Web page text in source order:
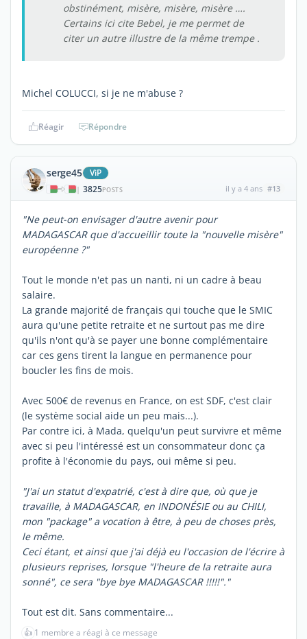
obstinément, misère, misère, misère ….
Certains ici cite Bebel, je me permet de
citer un autre illustre de la même trempe .
Michel COLUCCI, si je ne m'abuse ?
Réagir Répondre
serge45 ViP
| 3825POSTS il y a 4 ans #13
"Ne peut-on envisager d'autre avenir pour
MADAGASCAR que d'accueillir toute la "nouvelle misère"
européenne ?"
Tout le monde n'et pas un nanti, ni un cadre à beau
salaire.
La grande majorité de français qui touche que le SMIC
aura qu'une petite retraite et ne surtout pas me dire
qu'ils n'ont qu'à se payer une bonne complémentaire
car ces gens tirent la langue en permanence pour
boucler les fins de mois.
Avec 500€ de revenus en France, on est SDF, c'est clair
(le système social aide un peu mais...).
Par contre ici, à Mada, quelqu'un peut survivre et même
avec si peu l'intéressé est un consommateur donc ça
profite à l'économie du pays, oui même si peu.
"J'ai un statut d'expatrié, c'est à dire que, où que je
travaille, à MADAGASCAR, en INDONÉSIE ou au CHILI,
mon "package" a vocation à être, à peu de choses près,
le même.
Ceci étant, et ainsi que j'ai déjà eu l'occasion de l'écrire à
plusieurs reprises, lorsque "l'heure de la retraite aura
sonné", ce sera "bye bye MADAGASCAR !!!!!"."
Tout est dit. Sans commentaire...
👍 1 membre a réagi à ce message